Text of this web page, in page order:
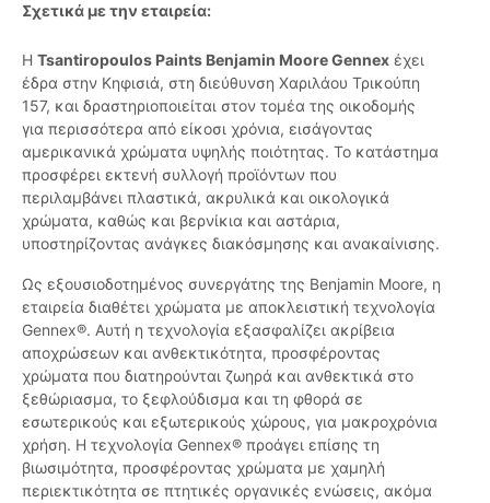
Σχετικά με την εταιρεία:
Η Tsantiropoulos Paints Benjamin Moore Gennex έχει
έδρα στην Κηφισιά, στη διεύθυνση Χαριλάου Τρικούπη
157, και δραστηριοποιείται στον τομέα της οικοδομής
για περισσότερα από είκοσι χρόνια, εισάγοντας
αμερικανικά χρώματα υψηλής ποιότητας. Το κατάστημα
προσφέρει εκτενή συλλογή προϊόντων που
περιλαμβάνει πλαστικά, ακρυλικά και οικολογικά
χρώματα, καθώς και βερνίκια και αστάρια,
υποστηρίζοντας ανάγκες διακόσμησης και ανακαίνισης.
Ως εξουσιοδοτημένος συνεργάτης της Benjamin Moore, η
εταιρεία διαθέτει χρώματα με αποκλειστική τεχνολογία
Gennex®. Αυτή η τεχνολογία εξασφαλίζει ακρίβεια
αποχρώσεων και ανθεκτικότητα, προσφέροντας
χρώματα που διατηρούνται ζωηρά και ανθεκτικά στο
ξεθώριασμα, το ξεφλούδισμα και τη φθορά σε
εσωτερικούς και εξωτερικούς χώρους, για μακροχρόνια
χρήση. Η τεχνολογία Gennex® προάγει επίσης τη
βιωσιμότητα, προσφέροντας χρώματα με χαμηλή
περιεκτικότητα σε πτητικές οργανικές ενώσεις, ακόμα